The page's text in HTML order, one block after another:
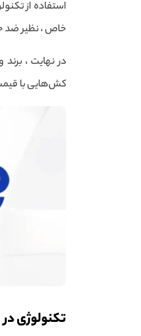
استفاده از
خاص ، نظیر ضد
در نهایت ،
کش‌هایی با قیمت
تکنولوژی